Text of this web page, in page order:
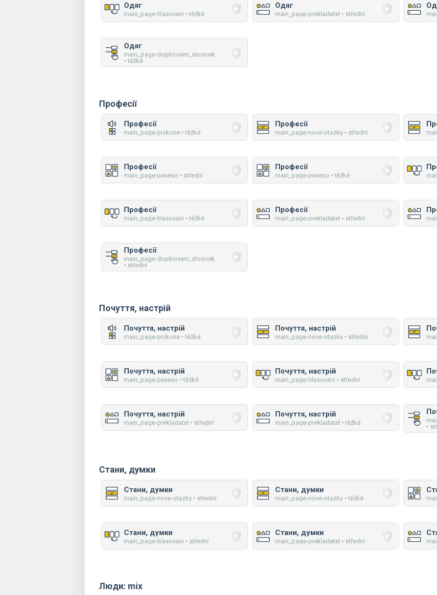
Одяг
main_page-hlasovani • těžké
Одяг
main_page-prekladatel • střední
Одяг
main_page-doplnovani_slovicek
• těžké
Професії
Професії
main_page-pickone • těžké
Професії
main_page-nove-otazky • střední
Професії
main_page-pexeso • střední
Професії
main_page-pexeso • těžké
Професії
main_page-hlasovani • těžké
Професії
main_page-prekladatel • střední
Професії
main_page-doplnovani_slovicek
• střední
Почуття, настрій
Почуття, настрій
main_page-pickone • těžké
Почуття, настрій
main_page-nove-otazky • střední
Почуття, настрій
main_page-pexeso • těžké
Почуття, настрій
main_page-hlasovani • střední
Почуття, настрій
main_page-prekladatel • střední
Почуття, настрій
main_page-prekladatel • těžké
•
Стани, думки
Стани, думки
main_page-nove-otazky • střední
Стани, думки
main_page-nove-otazky • těžké
Стани, думки
main_page-hlasovani • střední
Стани, думки
main_page-prekladatel • střední
Люди: mix